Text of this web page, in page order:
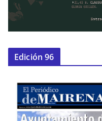
Edición 96